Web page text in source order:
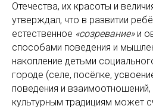
Отечества, их красоты и
утверждал, что в развитии
естественное «созревание»и
способами поведения и
накопление детьми
городе (селе, посёлке,
поведения и
культурным традициям может